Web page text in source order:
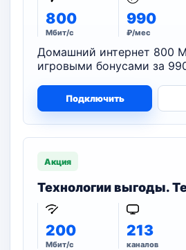
800
Мбит/с
990
₽/мес
Домашний интернет 800
игровыми бонусами за
Подключить
Акция
Технологии выгоды.
200
Мбит/с
213
каналов